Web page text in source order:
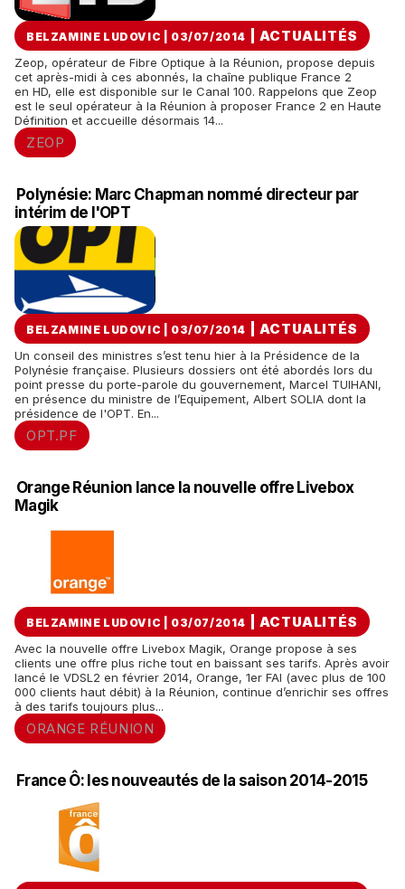
BELZAMINE LUDOVIC | 03/07/2014 ACTUALITÉS
Zeop, opérateur de Fibre Optique à la Réunion, propose depuis
cet après-midi à ces abonnés, la chaîne publique France 2
en HD, elle est disponible sur le Canal 100. Rappelons que Zeop
est le seul opérateur à la Réunion à proposer France 2 en Haute
Définition et accueille désormais 14...
ZEOP
Polynésie: Marc Chapman nommé directeur par
intérim de l'OPT
BELZAMINE LUDOVIC | 03/07/2014 ACTUALITÉS
Un conseil des ministres s’est tenu hier à la Présidence de la
Polynésie française. Plusieurs dossiers ont été abordés lors du
point presse du porte-parole du gouvernement, Marcel TUIHANI,
en présence du ministre de l’Equipement, Albert SOLIA dont la
présidence de l'OPT. En...
OPT.PF
Orange Réunion lance la nouvelle offre Livebox
Magik
BELZAMINE LUDOVIC | 03/07/2014 ACTUALITÉS
Avec la nouvelle offre Livebox Magik, Orange propose à ses
clients une offre plus riche tout en baissant ses tarifs. Après avoir
lancé le VDSL2 en février 2014, Orange, 1er FAI (avec plus de 100
000 clients haut débit) à la Réunion, continue d’enrichir ses offres
à des tarifs toujours plus...
ORANGE RÉUNION
France Ô: les nouveautés de la saison 2014-2015